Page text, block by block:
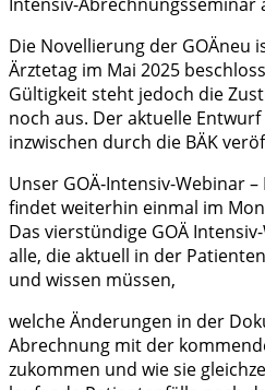
Die Novellierung der GOÄneu
Ärztetag im Mai 2025
Gültigkeit steht jedoch die
noch aus. Der aktuelle
inzwischen durch die BÄK
Unser GOÄ‑Intensiv-Webinar
findet weiterhin einmal im
Das vierstündige GOÄ
alle, die aktuell in der
und wissen müssen,
welche Änderungen in der
Abrechnung mit der
zukommen und wie sie